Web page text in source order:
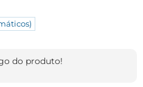
do produto!